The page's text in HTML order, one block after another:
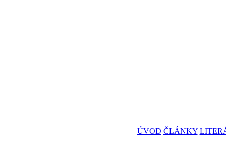
ÚVOD ČLÁNKY